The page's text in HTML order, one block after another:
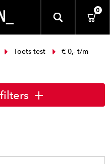
0
Toets test
€ 0,- t/m